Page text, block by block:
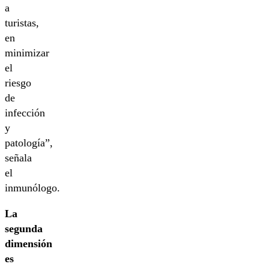
a
turistas,
en
minimizar
el
riesgo
de
infección
y
patología”,
señala
el
inmunólogo.
La
segunda
dimensión
es